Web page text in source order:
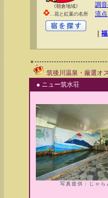
《朝倉地域》
…花と紅葉の名所
調
流点
筑後川温泉・厳選オ
● ニュー筑水荘
写真提供：じゃら